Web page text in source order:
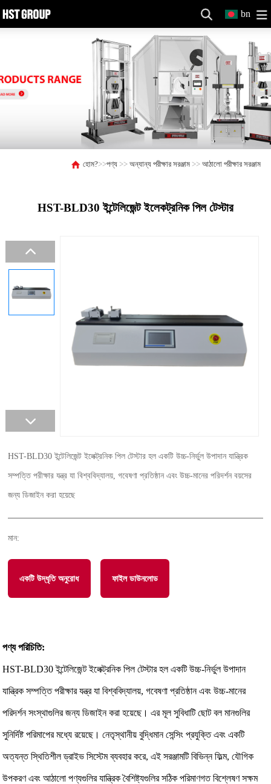
bn
হোম?>>পণ্য >>অন্যান্য পরীক্ষার সরঞ্জাম >>আঠালো পরীক্ষার সরঞ্জাম
HST-BLD30 ইন্টেলিজেন্ট ইলেকট্রনিক পিল টেস্টার
HST-BLD30 ইন্টেলিজেন্ট ইলেক্ট্রনিক পিল টেস্টার হল একটি উচ্চ-নির্ভুল উপাদান যান্ত্রিক
সম্পত্তি পরীক্ষার যন্ত্র যা বিশ্ববিদ্যালয়, গবেষণা প্রতিষ্ঠান এবং উচ্চ-মানের পরিদর্শন বয়সের
জন্য ডিজাইন করা হয়েছে
মান:
একটি উদ্ধৃতি অনুরোধ ফাইল ডাউনলোড
পণ্য পরিচিতি:
HST-BLD30 ইন্টেলিজেন্ট ইলেক্ট্রনিক পিল টেস্টার হল একটি উচ্চ-নির্ভুল উপাদান
যান্ত্রিক সম্পত্তি পরীক্ষার যন্ত্র যা বিশ্ববিদ্যালয়, গবেষণা প্রতিষ্ঠান এবং উচ্চ-মানের
পরিদর্শন সংস্থাগুলির জন্য ডিজাইন করা হয়েছে। এর মূল সুবিধাটি ছোট বল মানগুলির
সুনির্দিষ্ট পরিমাপের মধ্যে রয়েছে। নেতৃস্থানীয় বুদ্ধিমান সেন্সিং প্রযুক্তি এবং একটি
অত্যন্ত স্থিতিশীল ড্রাইভ সিস্টেম ব্যবহার করে, এই সরঞ্জামটি বিভিন্ন ফিল্ম, যৌগিক
উপকরণ এবং আঠালো পণ্যগুলির যান্ত্রিক বৈশিষ্ট্যগুলির সঠিক পরিমাণগত বিশ্লেষণ সক্ষম